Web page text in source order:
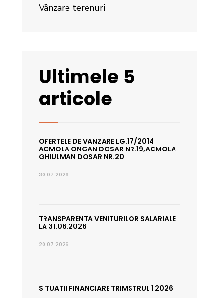
Vânzare terenuri
Ultimele 5
articole
OFERTELE DE VANZARE LG.17/2014
ACMOLA ONGAN DOSAR NR.19,ACMOLA
GHIULMAN DOSAR NR.20
30.07.2026
TRANSPARENTA VENITURILOR SALARIALE
LA 31.06.2026
20.07.2026
SITUATII FINANCIARE TRIMSTRUL 1 2026